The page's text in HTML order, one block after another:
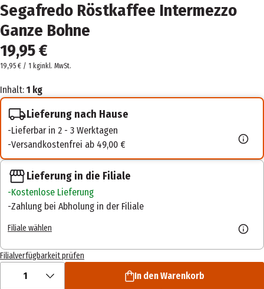
Segafredo Röstkaffee Intermezzo
Ganze Bohne
19,95 €
19,95 € / 1 kginkl. MwSt.
Inhalt: 1 kg
Lieferung nach Hause
Lieferbar in 2 - 3 Werktagen
Versandkostenfrei ab 49,00 €
Lieferung in die Filiale
Kostenlose Lieferung
Zahlung bei Abholung in der Filiale
Filiale wählen
Filialverfügbarkeit prüfen
1 In den Warenkorb